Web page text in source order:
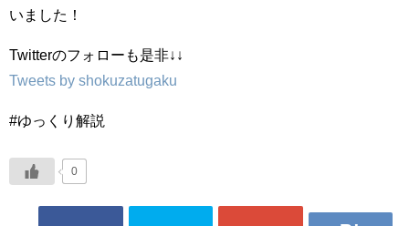
いました！
Twitterのフォローも是非↓↓
Tweets by shokuzatugaku
#ゆっくり解説
0